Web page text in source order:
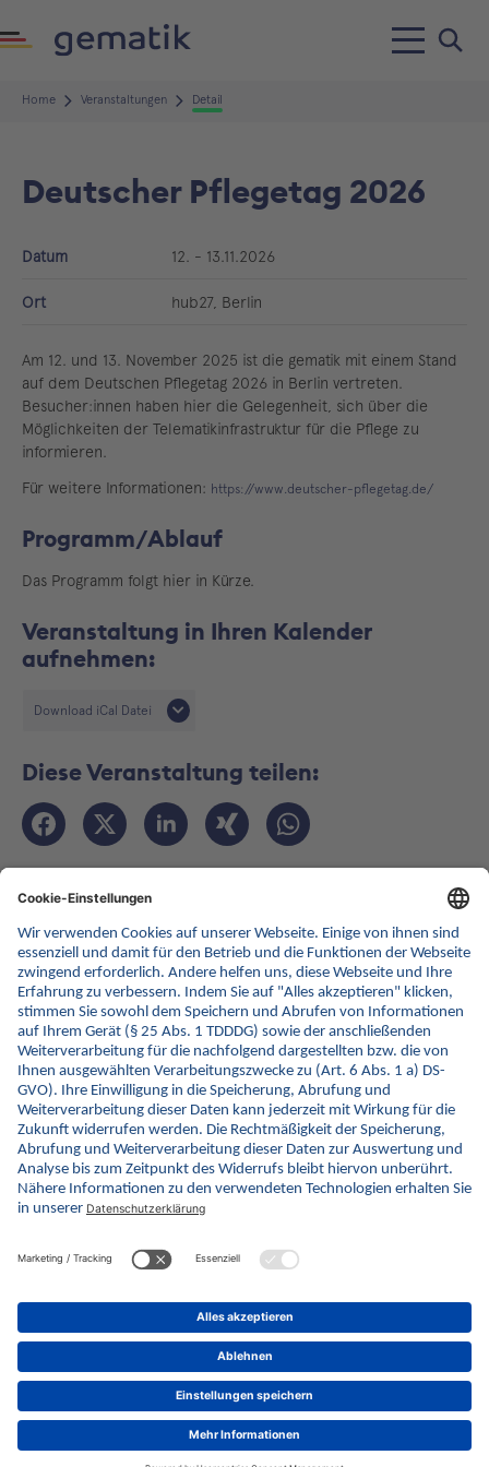
Home Veranstaltungen Detail
Deutscher Pflegetag 2026
Datum 12. - 13.11.2026
Ort hub27, Berlin
Am 12. und 13. November 2025 ist die gematik mit einem Stand
auf dem Deutschen Pflegetag 2026 in Berlin vertreten.
Besucher:innen haben hier die Gelegenheit, sich über die
Möglichkeiten der Telematikinfrastruktur für die Pflege zu
informieren.
Für weitere Informationen: https://www.deutscher-pflegetag.de/
Programm/Ablauf
Das Programm folgt hier in Kürze.
Veranstaltung in Ihren Kalender
aufnehmen:
Download iCal Datei
Diese Veranstaltung teilen: